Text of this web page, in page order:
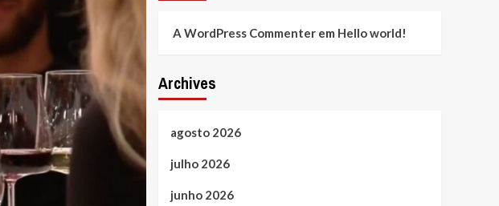
A WordPress Commenterem Hello world!
Archives
agosto 2026
julho 2026
junho 2026